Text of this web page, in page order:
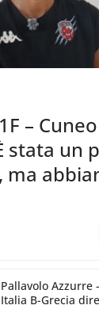
–
stata un
Pallavolo Azzurre
Italia B-Grecia